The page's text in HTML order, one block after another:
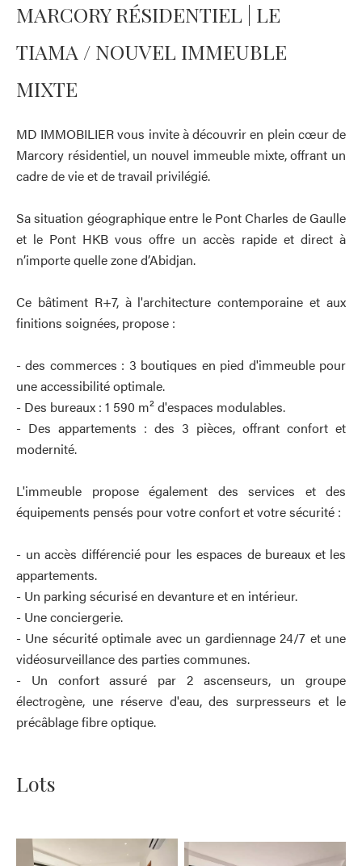
MARCORY RÉSIDENTIEL | LE
TIAMA / NOUVEL IMMEUBLE
MIXTE
MD IMMOBILIER vous invite à découvrir en plein cœur de
Marcory résidentiel, un nouvel immeuble mixte, offrant un
cadre de vie et de travail privilégié.
Sa situation géographique entre le Pont Charles de Gaulle
et le Pont HKB vous offre un accès rapide et direct à
n’importe quelle zone d’Abidjan.
Ce bâtiment R+7, à l'architecture contemporaine et aux
finitions soignées, propose :
- des commerces : 3 boutiques en pied d'immeuble pour
une accessibilité optimale.
- Des bureaux : 1 590 m² d'espaces modulables.
- Des appartements : des 3 pièces, offrant confort et
modernité.
L'immeuble propose également des services et des
équipements pensés pour votre confort et votre sécurité :
- un accès différencié pour les espaces de bureaux et les
appartements.
- Un parking sécurisé en devanture et en intérieur.
- Une conciergerie.
- Une sécurité optimale avec un gardiennage 24/7 et une
vidéosurveillance des parties communes.
- Un confort assuré par 2 ascenseurs, un groupe
électrogène, une réserve d'eau, des surpresseurs et le
précâblage fibre optique.
Lots